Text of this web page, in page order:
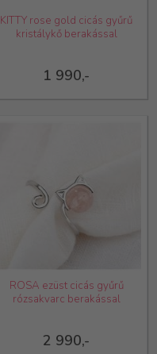
1 990,-
KITTY rose gold cicás gyűrű
kristálykő berakással
2 990,-
ROSA ezüst cicás gyűrű
rózsakvarc berakással